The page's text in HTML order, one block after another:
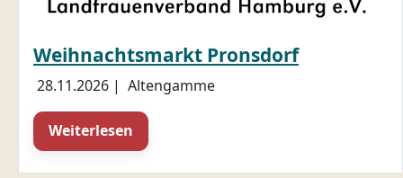
Weihnachtsmarkt Pronsdorf
28.11.2026 | Altengamme
Weiterlesen